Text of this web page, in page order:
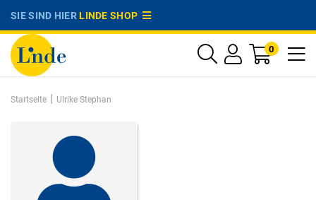
SIE SIND HIERLINDE SHOP
0
Startseite | Ulrike Stephan